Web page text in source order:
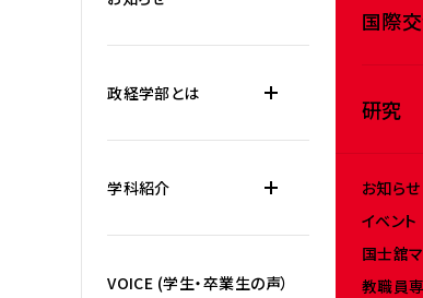
国際
研究
お知らせ
イベント
国士舘
教職員
政経学部とは
学科紹介
VOICE (学生・卒業生の声）